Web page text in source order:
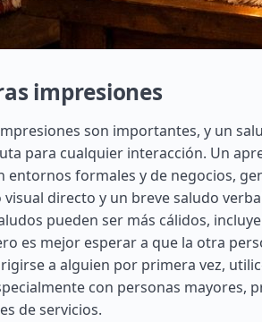
impresiones
son importantes, y un
para cualquier interacción. Un
entornos formales y de negocios,
directo y un breve saludo
pueden ser más cálidos,
es mejor esperar a que la otra
a alguien por primera vez,
con personas mayores,
de servicios.